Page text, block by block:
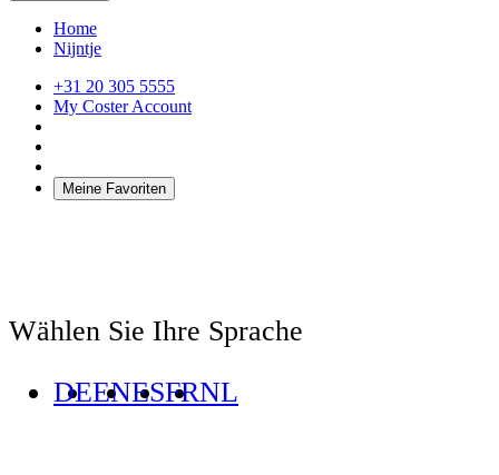
Home
Nijntje
+31 20 305 5555
My Coster Account
Meine Favoriten
Wählen Sie Ihre Sprache
DEENESFRNL